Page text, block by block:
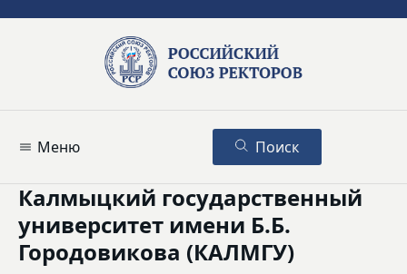
Меню Поиск
Калмыцкий государственный
университет имени Б.Б.
Городовикова (КАЛМГУ)